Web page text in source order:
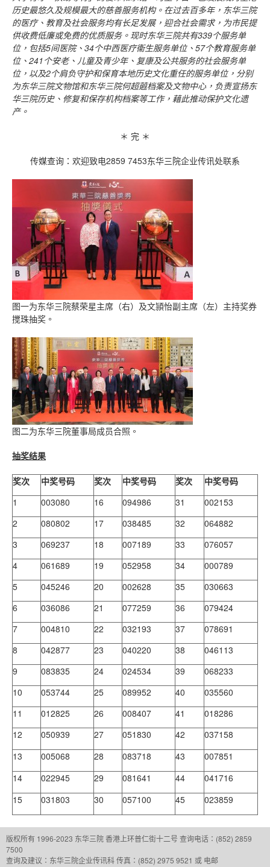
历史最悠久及规模最大的慈善服务机构。在过去百多年，东华三院
的医疗、教育及社会服务均有长足发展，迎合社会需求，为市民提
供收费低廉或免费的优质服务。现时东华三院共有339个服务单
位，包括5间医院、 34个中西医疗衞生服务单位、 57个教育服务单
位、 241个安老、儿童及青少年、复康及公共服务的社会服务单
位，以及2个肩负守护和保育本地历史文化重任的服务单位，分别
为东华三院文物馆和东华三院何超蕸档案及文物中心，负责宣扬东
华三院历史、修复和保存机构档案等工作，藉此推动保护文化遗
产。
＊ 完 ＊
传媒查询：欢迎致电2859 7453东华三院企业传讯处联系
图一为东华三院蔡荣星主席（右）及文頴怡副主席（左）主持奖券
搅珠抽奖。
图二为东华三院董事局成员合照。
抽奖结果
奖次 中奖号码 奖次 中奖号码 奖次
中奖号码
1
003080 16 094986 31
002153
2
080802 17 038485 32
064882
3
069237 18 007189 33
076057
4
061689 19 052958 34
000789
5
045246 20 002628 35
030663
6
036086 21 077259 36
079424
7
004810 22 032193 37
078691
8
042877 23 040220 38
046113
9
083835 24 024534 39
068233
10
053744 25 089952 40
035560
11
012825 26 008407 41
018286
12
050939 27 051830 42
037158
13
005068 28 083718 43
007851
14
022945 29 081641 44
041716
15
031803 30 057100 45 023859
版权所有 1996-2023 东华三院香港上环普仁街十二号 查询电话：(852) 2859
7500
查询及建议： 东华三院企业传讯科传真：(852) 2975 9521 或 电邮